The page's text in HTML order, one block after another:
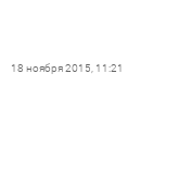
18 ноября 2015, 11:21